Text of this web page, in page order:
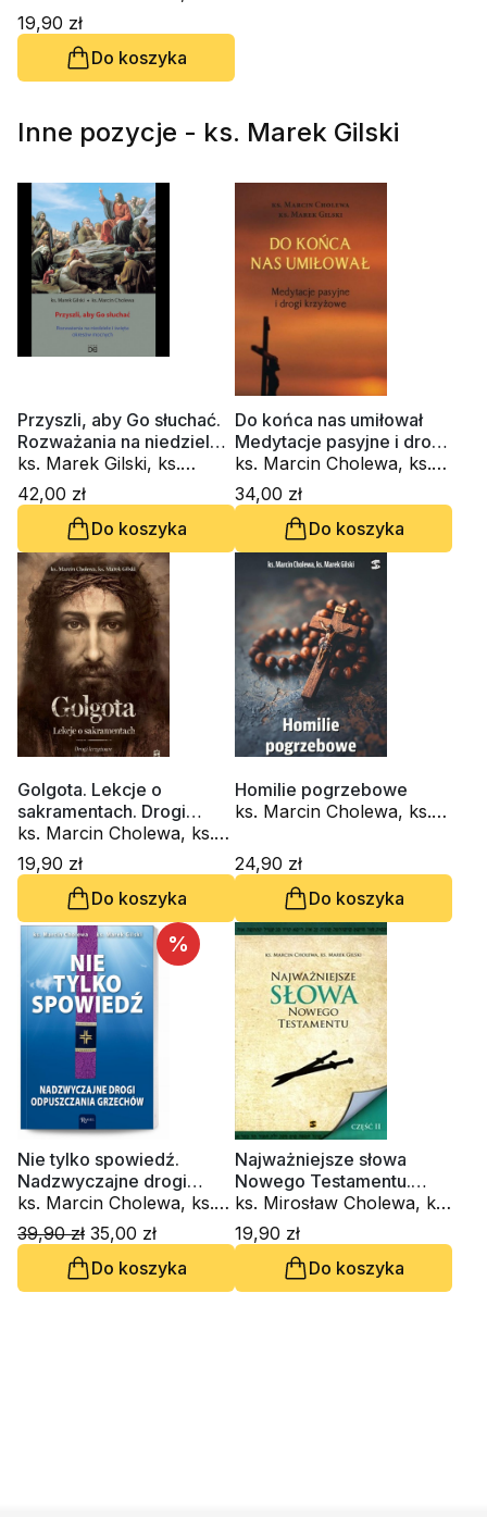
Marek Gilski
19,90 zł
Do koszyka
Inne pozycje - ks. Marek Gilski
Przyszli, aby Go słuchać.
Rozważania na niedziele i
święta okresów mocnych
ks. Marek Gilski, ks.
Marcin Cholewa
42,00 zł
Do koszyka
Do końca nas umiłował
Medytacje pasyjne i drogi
krzyżowe
ks. Marcin Cholewa, ks.
Marek Gilski
34,00 zł
Do koszyka
Golgota. Lekcje o
sakramentach. Drogi
krzyżowe
ks. Marcin Cholewa, ks.
Marek Gilski
19,90 zł
Do koszyka
Homilie pogrzebowe
ks. Marcin Cholewa, ks.
24,90 zł
Do koszyka
%
Nie tylko spowiedź.
Nadzwyczajne drogi
odpuszczania grzechów
ks. Marcin Cholewa, ks.
Marek Gilski
39,90 zł 35,00 zł
Do koszyka
Najważniejsze słowa
Nowego Testamentu.
Część II
ks. Mirosław Cholewa, ks.
Marek Gilski
19,90 zł
Do koszyka